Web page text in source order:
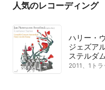
人気のレコーディング
ハリー・
ジェズア
ステルダ
2011、1ト